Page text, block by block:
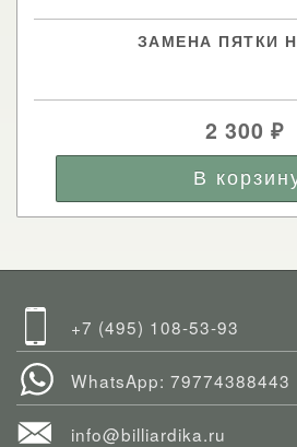
ЗАМЕНА ПЯТКИ
2 300₽
+7 (495) 108-53-93
WhatsApp: 79774388443
info@billiardika.ru